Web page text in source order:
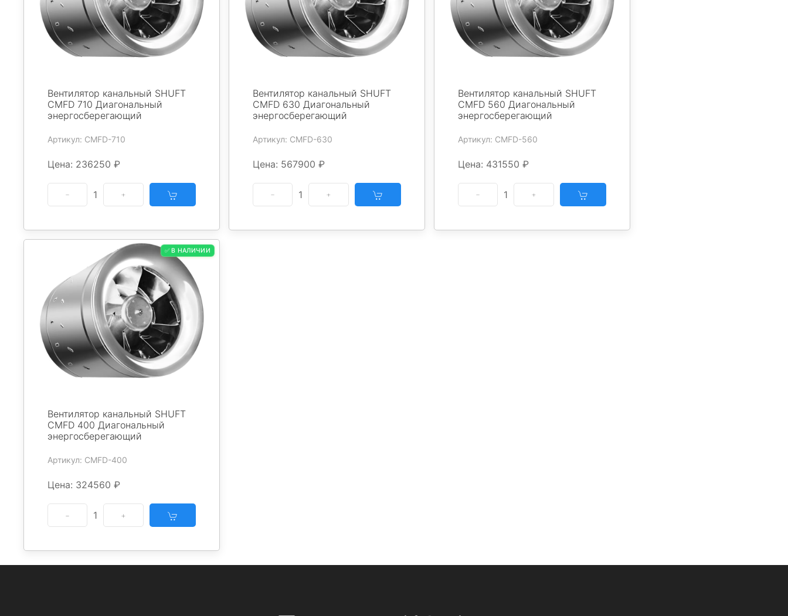
Вентилятор канальный SHUFT
CMFD 710 Диагональный
энергосберегающий
Артикул: CMFD-710
Цена: 236250 ₽
1
Вентилятор канальный SHUFT
CMFD 630 Диагональный
энергосберегающий
Артикул: CMFD-630
Цена: 567900 ₽
1
Вентилятор канальный SHUFT
CMFD 560 Диагональный
энергосберегающий
Артикул: CMFD-560
Цена: 431550 ₽
1
✅ В НАЛИЧИИ
Вентилятор канальный SHUFT
CMFD 400 Диагональный
энергосберегающий
Артикул: CMFD-400
Цена: 324560 ₽
1